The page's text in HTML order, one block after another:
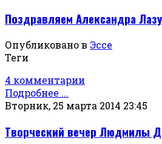
Поздравляем Александра
Опубликовано в Эссе
Теги
4 комментарии
Подробнее ...
Вторник, 25 марта 2014 23:45
Творческий вечер Людмилы